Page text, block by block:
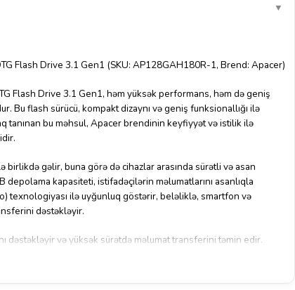
▼
Flash Drive 3.1 Gen1 (SKU: AP128GAH180R-1, Brend: Apacer)
Flash Drive 3.1 Gen1, həm yüksək performans, həm də geniş
Bu flash sürücü, kompakt dizaynı və geniş funksionallığı ilə
tanınan bu məhsul, Apacer brendinin keyfiyyət və istilik ilə
birlikdə gəlir, buna görə də cihazlar arasında sürətli və asan
kapasiteti, istifadəçilərin məlumatlarını asanlıqla
texnologiyası ilə uyğunluq göstərir, beləliklə, smartfon və
dəstəkləyir.
dəstəkləyir və yüksək sürətdə məlumat transferini təmin edir.
da malikdir, beləliklə, məlumatların təhlükəsizliyini